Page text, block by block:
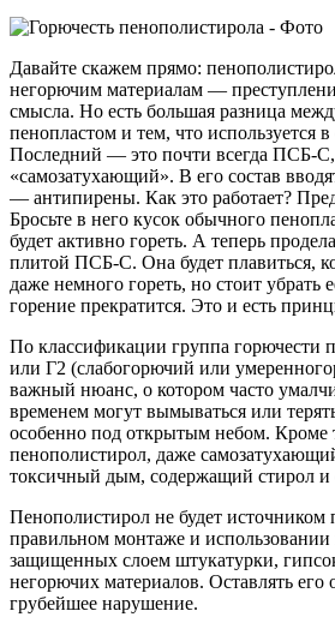
Давайте скажем прямо:
негорючим материалам —
смысла. Но есть большая разница
пенопластом и тем, что используется в
Последний — это почти всегда ПСБ-С,
«самозатухающий». В его состав
— антипирены. Как это работает?
Бросьте в него кусок обычного
будет активно гореть. А теперь
плитой ПСБ-С. Она будет плавиться,
даже немного гореть, но стоит
горение прекратится. Это и есть
По классификации группа горючести
или Г2 (слабогорючий или
важный нюанс, о котором часто
временем могут вымываться или
особенно под открытым небом. Кроме
пенополистирол, даже
токсичный дым, содержащий стирол и
Пенополистирол не будет источником
правильном монтаже и использовании
защищенных слоем штукатурки,
негорючих материалов. Оставлять
грубейшее нарушение.